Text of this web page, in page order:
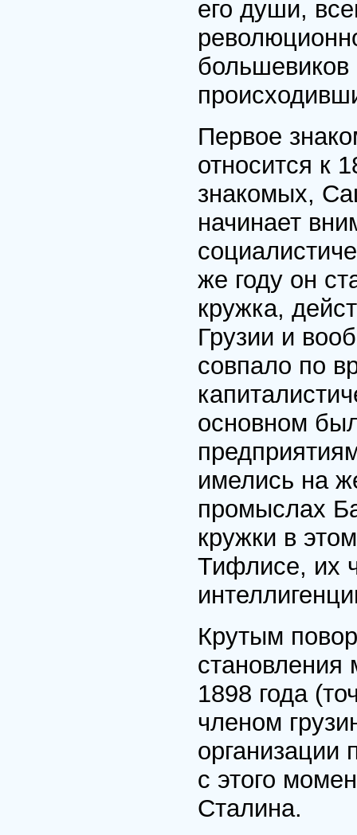
его души,
Первое
относится к
знакомых,
начинает
же году он
кружка,
Грузии и
совпало по
основном
имелись на
промыслах
кружки в
Тифлисе, их
Крутым
становления
1898 года
членом
с этого
Сталина.